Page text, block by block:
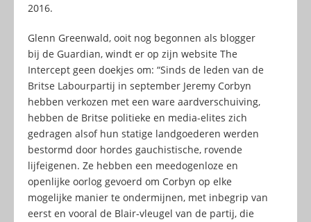
2016.
Glenn Greenwald, ooit nog begonnen als blogger
bij de Guardian, windt er op zijn website The
Intercept geen doekjes om: “Sinds de leden van de
Britse Labourpartij in september Jeremy Corbyn
hebben verkozen met een ware aardverschuiving,
hebben de Britse politieke en media-elites zich
gedragen alsof hun statige landgoederen werden
bestormd door hordes gauchistische, rovende
lijfeigenen. Ze hebben een meedogenloze en
openlijke oorlog gevoerd om Corbyn op elke
mogelijke manier te ondermijnen, met inbegrip van
eerst en vooral de Blair-vleugel van de partij, die